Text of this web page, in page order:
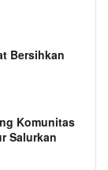
Bersihkan
Komunitas
Salurkan